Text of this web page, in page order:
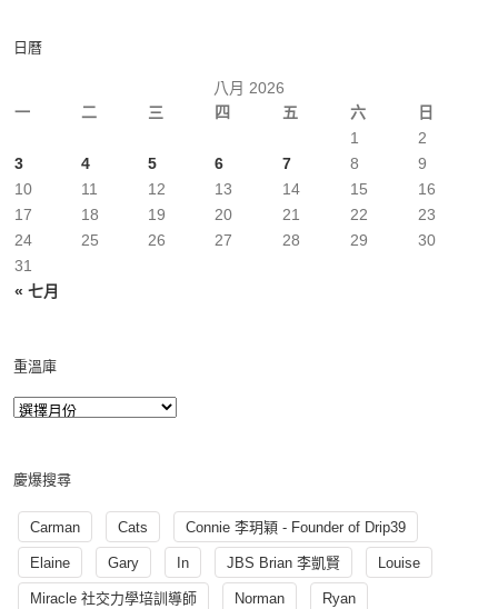
日曆
八月 2026
一
二 三 四 五 六 日
« 七月
1
2
3
4 5 6 7 8
9
10
11 12 13 14 15
16
17
18 19 20 21 22
23
24
25 26 27 28 29
30
31
重溫庫
慶爆搜尋
Carman Cats Connie 李玥穎 - Founder of Drip39
Elaine Gary In JBS Brian 李凱賢 Louise
Miracle 社交力學培訓導師 Norman Ryan